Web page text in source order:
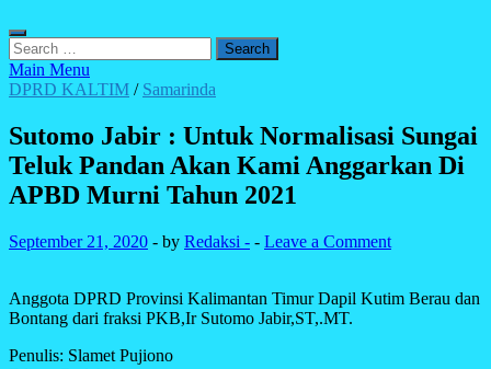
Search
for:
Main Menu
DPRD KALTIM / Samarinda
Sutomo Jabir : Untuk Normalisasi Sungai
Teluk Pandan Akan Kami Anggarkan Di
APBD Murni Tahun 2021
September 21, 2020 - by Redaksi - - Leave a Comment
Anggota DPRD Provinsi Kalimantan Timur Dapil Kutim Berau dan
Bontang dari fraksi PKB,Ir Sutomo Jabir,ST,.MT.
Penulis: Slamet Pujiono